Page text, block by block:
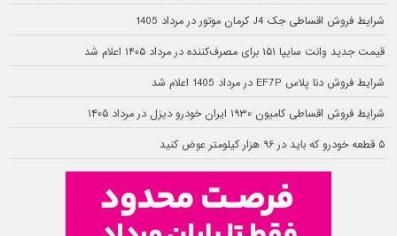
شرایط فروش اقساطی جک J4 کرمان موتور در مرداد 1405
قیمت جدید وانت سایپا ۱۵۱ برای مصرف‌کننده در مرداد ۱۴۰۵ اعلام شد
شرایط فروش دنا پلاس EF7P در مرداد 1405 اعلام شد
شرایط فروش اقساطی کامیون ۱۹۳۰ ایران خودرو دیزل در مرداد ۱۴۰۵
۵ قطعه خودرو که باید در ۹۶ هزار کیلومتر عوض کنید